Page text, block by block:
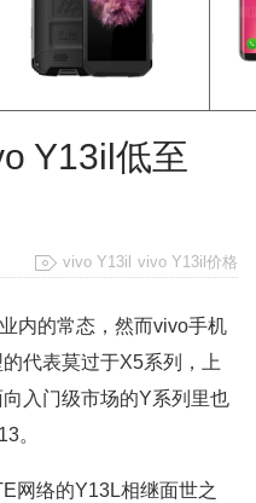
Y13il低至
vivo Y13il vivo Y13il价格
内的常态，然而vivo手机
代表莫过于X5系列，上
入门级市场的Y系列里也
。
网络的Y13L相继面世之